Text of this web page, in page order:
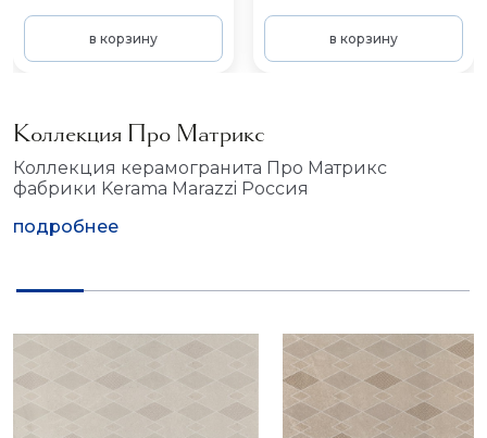
в корзину в корзину
Коллекция Про Матрикс
Коллекция керамогранита Про Матрикс
фабрики Kerama Marazzi Россия
подробнее